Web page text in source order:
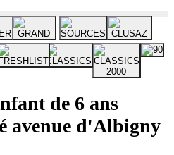
de 6 ans
avenue d'Albigny